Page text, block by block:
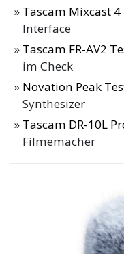
Tascam Mixcast 4
Interface
Tascam FR-AV2
im Check
Novation Peak
Synthesizer
Tascam DR-10L
Filmemacher